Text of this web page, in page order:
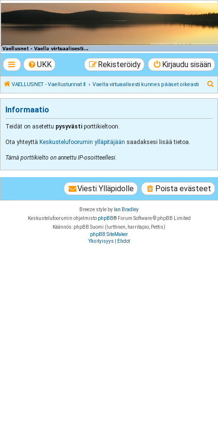
VAELLUSNET -
Vaellusturinat II
UKK Kirjaudu sisään
Rekisteröidy
VAELLUSNET - Vaellusturinat II Vaella virtuaalisesti kunnes pääset oikeasti
Informaatio
Teidät on asetettu pysyvästi porttikieltoon.
Ota yhteyttä Keskustelufoorumin ylläpitäjään saadaksesi lisää tietoa.
Tämä porttikielto on annettu IP-osoitteellesi.
Poista evästeet
Viesti Ylläpidolle
Breeze style by Ian Bradley
Keskustelufoorumin ohjelmisto phpBB® Forum Software © phpBB Limited
Käännös: phpBB Suomi (lurttinen, harritapio, Pettis)
phpBB SiteMaker
Yksityisyys
Ehdot